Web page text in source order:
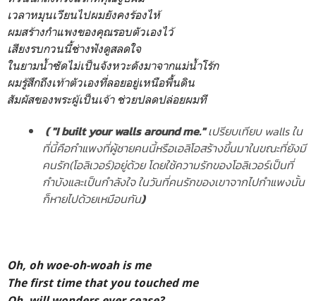
เวลาหมุนเวียนไปผมยังคงร้องไห้
ผมสร้างกำแพงของคุณรอบตัวเองไว้
เสียงรบกวนนี้ช่างฟังดูสลดใจ
ในยามน้ำซัดไม่เป็นจังหวะดังมาจากแม่น้ำโร้ก
ผมรู้สึกถึงเท้าตัวเองที่ลอยอยู่เหนือพื้นดิน
สัมผัสของพระผู้เป็นเจ้า ช่วยปลดปล่อยผมที
( "I built your walls around me."เปรียบเทียบ walls ใน
ที่นี้คือกำแพงที่ผู้ชายคนนี้หรือเอลิโอสร้างขึ้นมาในขณะที่ยังมี
คนรัก(โอลิเวอร์)อยู่ด้วย โดยใช้ความรักของโอลิเวอร์เป็นที่
กำบังและเป็นกำลังใจ ในวันที่คนรักของเขาจากไปกำแพงนั้น
ก็หายไปด้วยเหมือนกัน)
Oh, oh woe-oh-woah is me
The first time that you touched me